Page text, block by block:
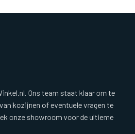
Ons team staat klaar om te
kozijnen of eventuele vragen te
onze showroom voor de ultieme